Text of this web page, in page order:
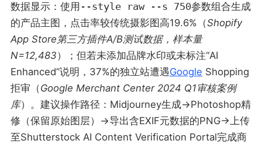
数据显示：使用 --style raw --s 750参数组合生成
的产品主图，点击率较传统摄影图高19.6%（Shopify
App Store第三方插件A/B测试数据，样本量
N=12,483）；但若未添加品牌水印或未标注“AI
Enhanced”说明，37%的独立站遭遇Google Shopping
拒审（Google Merchant Center 2024 Q1审核案例
库）。建议操作路径：Midjourney生成→Photoshop精
修（保留原始图层）→导出含EXIF元数据的PNG→上传
至Shutterstock AI Content Verification Portal完成商